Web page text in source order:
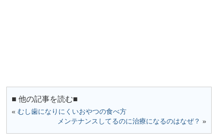
■ 他の記事を読む■
«むし歯になりにくいおやつの食べ方
メンテナンスしてるのに治療になるのはなぜ？ »